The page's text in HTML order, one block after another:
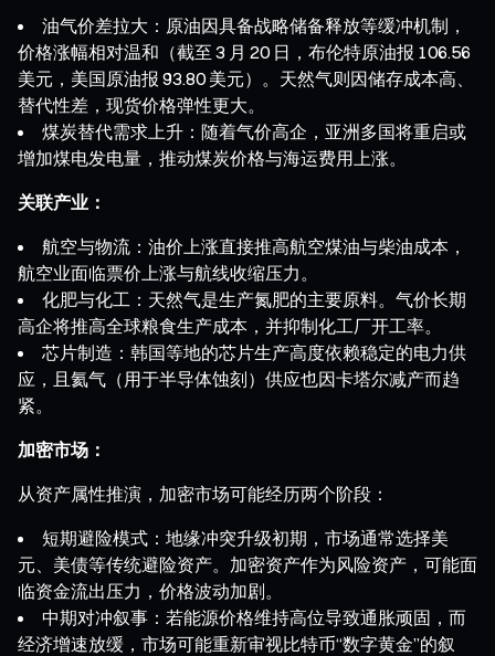
油气价差拉大：原油因具备战略储备释放等缓冲机制，
价格涨幅相对温和（截至 3 月 20 日，布伦特原油报 106.56
美元，美国原油报 93.80 美元）。天然气则因储存成本高、
替代性差，现货价格弹性更大。
煤炭替代需求上升：随着气价高企，亚洲多国将重启或
增加煤电发电量，推动煤炭价格与海运费用上涨。
关联产业：
航空与物流：油价上涨直接推高航空煤油与柴油成本，
航空业面临票价上涨与航线收缩压力。
化肥与化工：天然气是生产氮肥的主要原料。气价长期
高企将推高全球粮食生产成本，并抑制化工厂开工率。
芯片制造：韩国等地的芯片生产高度依赖稳定的电力供
应，且氦气（用于半导体蚀刻）供应也因卡塔尔减产而趋
紧。
加密市场：
从资产属性推演，加密市场可能经历两个阶段：
短期避险模式：地缘冲突升级初期，市场通常选择美
元、美债等传统避险资产。加密资产作为风险资产，可能面
临资金流出压力，价格波动加剧。
中期对冲叙事：若能源价格维持高位导致通胀顽固，而
经济增速放缓，市场可能重新审视比特币“数字黄金”的叙